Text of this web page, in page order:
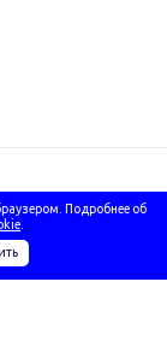
Подробнее об